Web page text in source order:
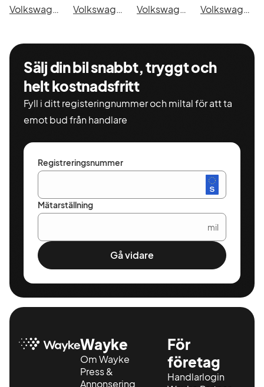
Volkswagen Transporter Chassi Cab i Skövde
Volkswagen Transporter Chassi Cab i Trollhättan Volkswagen Transporter Chassi Cab i Alingsås Volkswagen Transporter Chassi Cab i Båstad
Sälj din bil snabbt, tryggt och
helt kostnadsfritt
Fyll i ditt registeringnummer och miltal för att ta
emot bud från handlare
Registreringsnummer
Mätarställning
mil
Gå vidare
Wayke
Om Wayke
Press &
Annonsering
För
företag
Handlarlogin